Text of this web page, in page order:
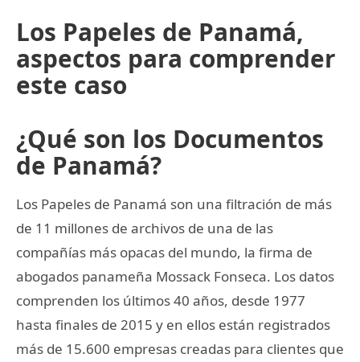
Los Papeles de Panamá,
aspectos para comprender
este caso
¿Qué son los Documentos
de Panamá?
Los Papeles de Panamá son una filtración de más
de 11 millones de archivos de una de las
compañías más opacas del mundo, la firma de
abogados panameña Mossack Fonseca. Los datos
comprenden los últimos 40 años, desde 1977
hasta finales de 2015 y en ellos están registrados
más de 15.600 empresas creadas para clientes que